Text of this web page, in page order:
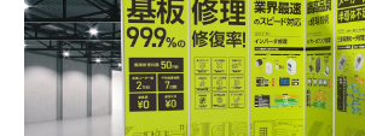
会社情報
SERVICE